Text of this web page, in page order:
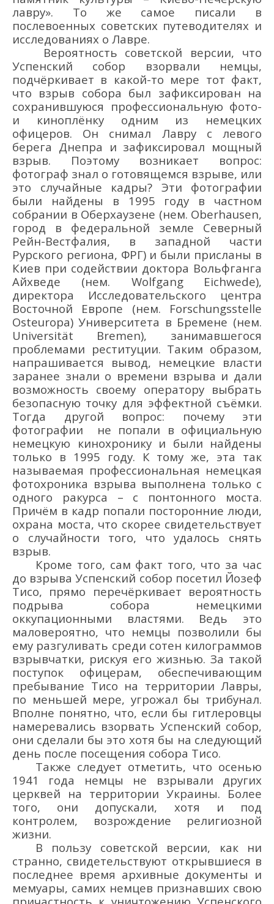
лавру». То же самое писали в
послевоенных советских путеводителях и
исследованиях о Лавре.
Вероятность советской версии, что
Успенский собор взорвали немцы,
подчёркивает в какой-то мере тот факт,
что взрыв собора был зафиксирован на
сохранившуюся профессиональную фото-
и киноплёнкуодним из немецких
офицеров. Он снимал Лавру с левого
берега Днепра и зафиксировал мощный
взрыв. Поэтому возникает вопрос:
фотограф знал о готовящемся взрыве, или
это случайные кадры? Эти фотографии
были найдены в 1995 году в частном
собрании в Оберхаузене (нем. Oberhausen,
город в федеральной земле Северный
Рейн-Вестфалия, в западной части
Рурского региона, ФРГ) и были присланы в
Киев при содействии доктора Вольфганга
Айхведе (нем. Wolfgang Eichwede),
директора Исследовательского центра
Восточной Европе (нем. Forschungsstellе
Osteuroра) Университета в Бремене (нем.
Universität Bremen), занимавшегося
проблемами реституции. Таким образом,
напрашивается вывод, немецкие власти
заранее знали о времени взрыва и дали
возможность своему оператору выбрать
безопасную точку для эффектной съёмки.
Тогда другой вопрос: почему эти
фотографии
не попали в официальную
немецкую кинохроникуи были найдены
только в 1995 году. К тому же, эта так
называемая профессиональная немецкая
фотохроника взрыва выполнена только с
одного ракурса – с понтонного моста.
Причём в кадр попали посторонние люди,
охрана моста, что скорее свидетельствует
о случайности того, что удалось снять
взрыв.
Кроме того, сам факт того, что за час
до взрыва Успенский собор посетил Йозеф
Тисо, прямо перечёркивает вероятность
подрыва собора немецкими
оккупационными властями. Ведь это
маловероятно, что немцы позволили бы
ему разгуливать среди сотен килограммов
взрывчатки, рискуя его жизнью. За такой
поступок офицерам, обеспечивающим
пребывание Тисо на территории Лавры,
по меньшей мере, угрожал бы трибунал.
Вполне понятно, что, если бы гитлеровцы
намеревались взорвать Успенский собор,
они сделали бы это хотя бы на следующий
день после посещения собора Тисо.
Также следует отметить, что осенью
1941 года немцы не взрывали других
церквей на территории Украины. Более
того, они допускали, хотя и под
контролем, возрождение религиозной
жизни.
В пользу советской версии, как ни
странно, свидетельствуют открывшиеся в
последнее время архивные документы и
мемуары, самих немцев признавших свою